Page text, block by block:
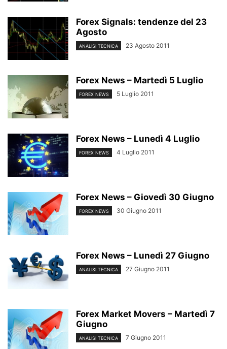
Forex Signals: tendenze del 23
Agosto
ANALISI TECNICA 23 Agosto 2011
Forex News – Martedì 5 Luglio
FOREX NEWS 5 Luglio 2011
Forex News – Lunedì 4 Luglio
FOREX NEWS 4 Luglio 2011
Forex News – Giovedì 30 Giugno
FOREX NEWS 30 Giugno 2011
Forex News – Lunedì 27 Giugno
ANALISI TECNICA 27 Giugno 2011
Forex Market Movers – Martedì 7
Giugno
ANALISI TECNICA 7 Giugno 2011